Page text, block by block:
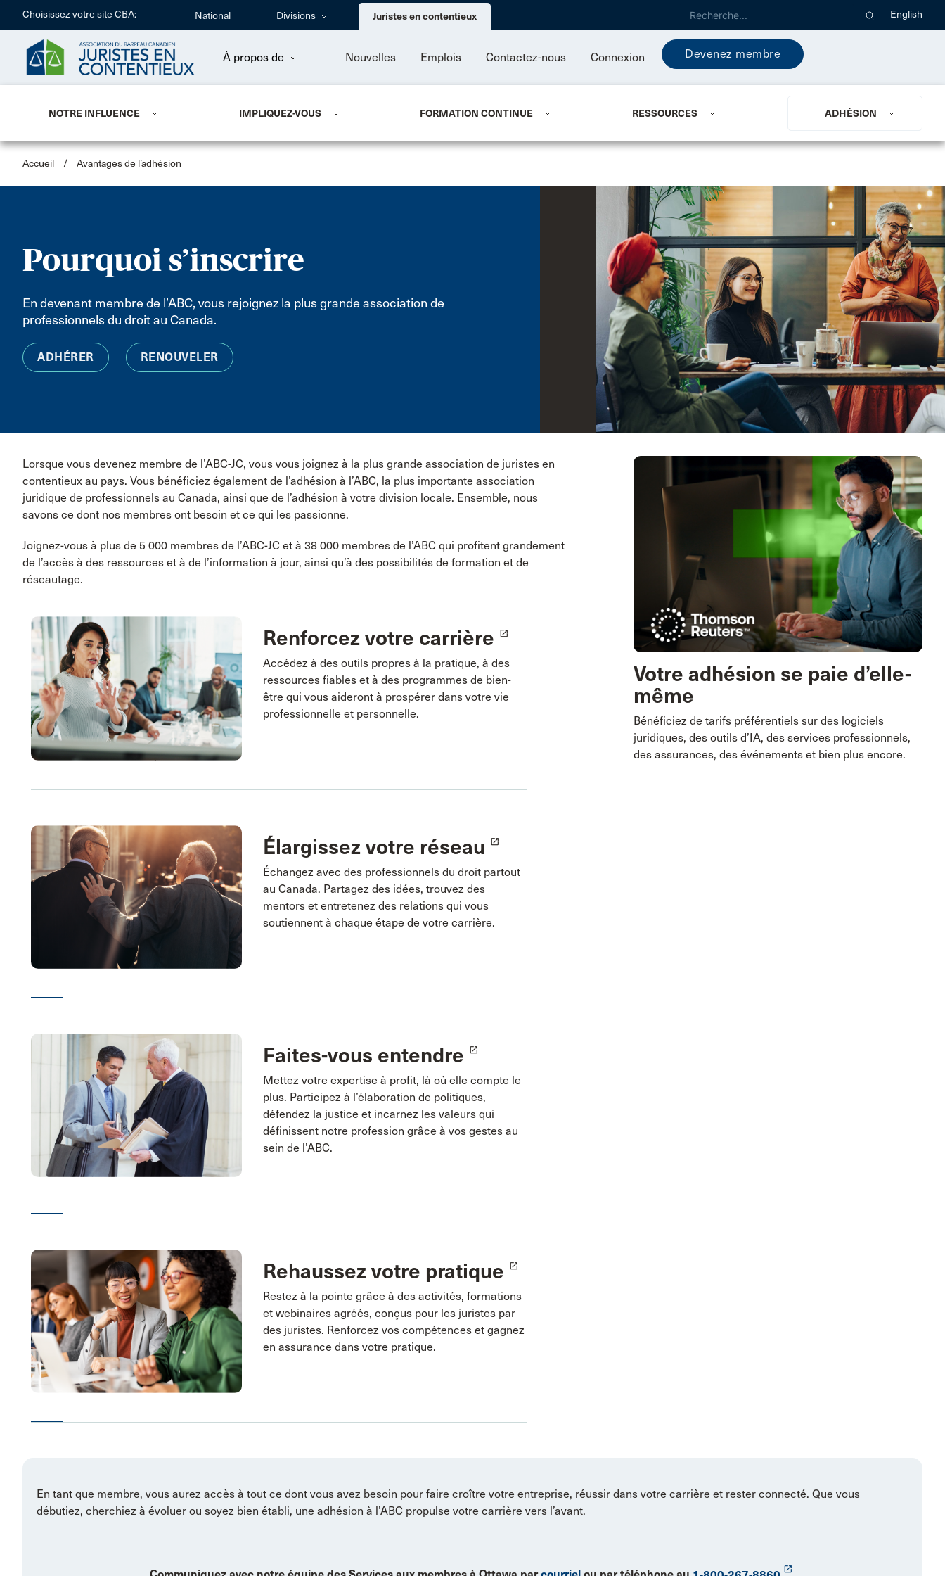
Choisissez votre site CBA: National Divisions Juristes en contentieux English
À propos de Nouvelles Emplois Contactez-nous Connexion Devenez membre
NOTRE INFLUENCE IMPLIQUEZ-VOUS FORMATION CONTINUE RESSOURCES ADHÉSION
Accueil / Avantages de l’adhésion
Pourquoi s’inscrire
En devenant membre de l’ABC, vous rejoignez la plus grande association de
professionnels du droit au Canada.
ADHÉRER RENOUVELER
Lorsque vous devenez membre de l’ABC-JC, vous vous joignez à la plus grande association de juristes en
contentieux au pays. Vous bénéficiez également de l’adhésion à l’ABC, la plus importante association
juridique de professionnels au Canada, ainsi que de l’adhésion à votre division locale. Ensemble, nous
savons ce dont nos membres ont besoin et ce qui les passionne.
Joignez-vous à plus de 5 000 membres de l’ABC-JC et à 38 000 membres de l’ABC qui profitent grandement
de l’accès à des ressources et à de l’information à jour, ainsi qu’à des possibilités de formation et de
réseautage.
Renforcez votre carrière launch
Accédez à des outils propres à la pratique, à des
ressources fiables et à des programmes de bien-
être qui vous aideront à prospérer dans votre vie
professionnelle et personnelle.
Élargissez votre réseau launch
Échangez avec des professionnels du droit partout
au Canada. Partagez des idées, trouvez des
mentors et entretenez des relations qui vous
soutiennent à chaque étape de votre carrière.
Faites-vous entendre launch
Mettez votre expertise à profit, là où elle compte le
plus. Participez à l’élaboration de politiques,
défendez la justice et incarnez les valeurs qui
définissent notre profession grâce à vos gestes au
sein de l’ABC.
Rehaussez votre pratique launch
Restez à la pointe grâce à des activités, formations
et webinaires agréés, conçus pour les juristes par
des juristes. Renforcez vos compétences et gagnez
en assurance dans votre pratique.
Votre adhésion se paie d’elle-
même
Bénéficiez de tarifs préférentiels sur des logiciels
juridiques, des outils d’IA, des services professionnels,
des assurances, des événements et bien plus encore.
En tant que membre, vous aurez accès à tout ce dont vous avez besoin pour faire croître votre entreprise, réussir dans votre carrière et rester connecté. Que vous
débutiez, cherchiez à évoluer ou soyez bien établi, une adhésion à l’ABC propulse votre carrière vers l’avant.
launch